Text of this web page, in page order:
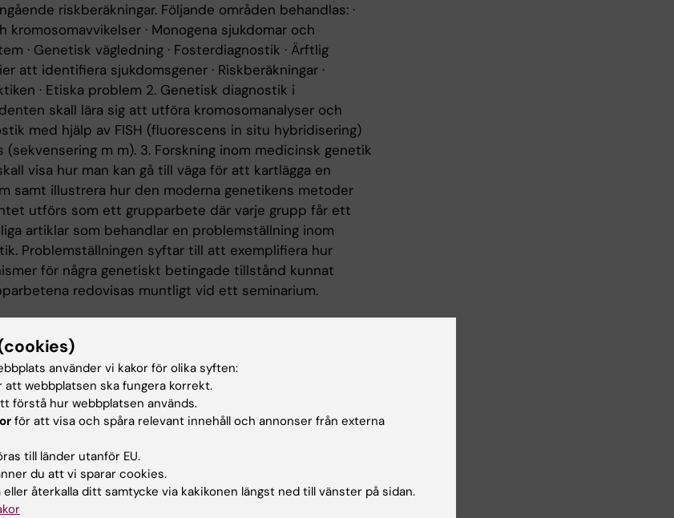
riskberäkningar. Följande områden behandlas: ·
kromosomavvikelser · Monogena sjukdomar och
· Genetisk vägledning · Fosterdiagnostik · Ärftlig
att identifiera sjukdomsgener · Riskberäkningar ·
· Etiska problem 2. Genetisk diagnostik i
skall lära sig att utföra kromosomanalyser och
med hjälp av FISH (fluorescens in situ hybridisering)
(sekvensering m m). 3. Forskning inom medicinsk genetik
visa hur man kan gå till väga för att kartlägga en
samt illustrera hur den moderna genetikens metoder
utförs som ett grupparbete där varje grupp får ett
artiklar som behandlar en problemställning inom
Problemställningen syftar till att exemplifiera hur
för några genetiskt betingade tillstånd kunnat
redovisas muntligt vid ett seminarium.
1.5 hp
i laboratoriet, 4.5 hp
använder vi kakor för olika syften:
att webbplatsen ska fungera korrekt.
förstå hur webbplatsen används.
för att visa och spåra relevant innehåll och annonser från externa
till länder utanför EU.
du att vi sparar cookies.
återkalla ditt samtycke via kakikonen längst ned till vänster på sidan.